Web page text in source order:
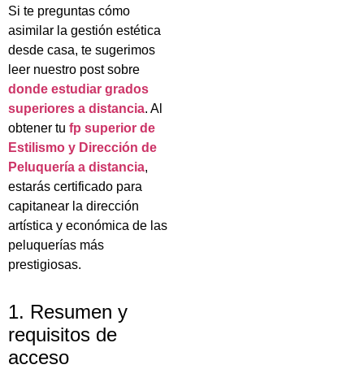
Si te preguntas cómo
asimilar la gestión estética
desde casa, te sugerimos
leer nuestro post sobre
donde estudiar grados
superiores a distancia. Al
obtener tu fp superior de
Estilismo y Dirección de
Peluquería a distancia,
estarás certificado para
capitanear la dirección
artística y económica de las
peluquerías más
prestigiosas.
1. Resumen y
requisitos de
acceso